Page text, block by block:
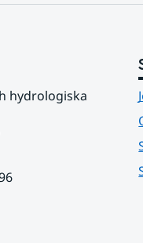
hydrologiska